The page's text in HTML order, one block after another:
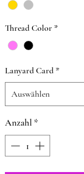
Thread Color *
Lanyard Card *
Auswählen
Anzahl *